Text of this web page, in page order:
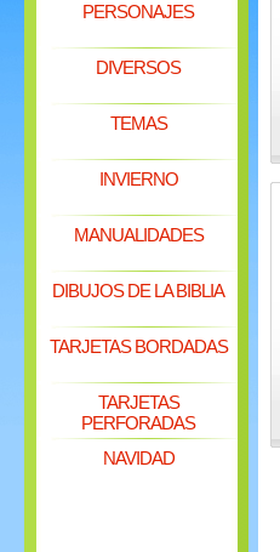
PERSONAJES
DIVERSOS
TEMAS
INVIERNO
MANUALIDADES
DIBUJOS DE LA BIBLIA
TARJETAS BORDADAS
TARJETAS
PERFORADAS
NAVIDAD